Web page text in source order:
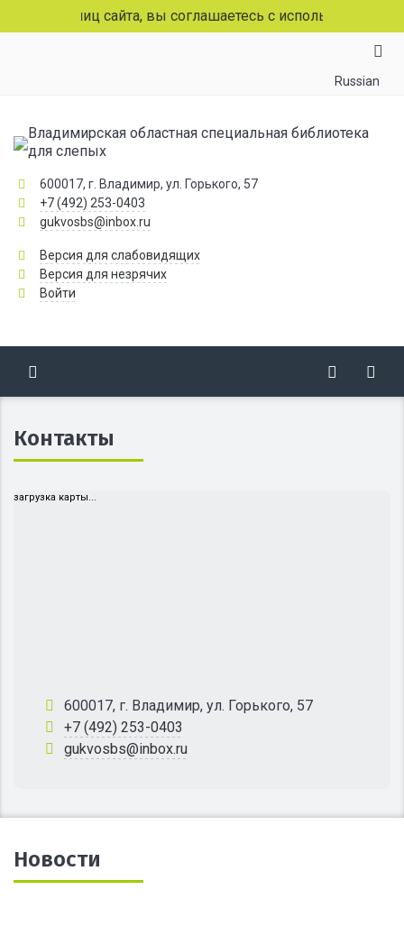
сайта, вы соглашаетесь с использованием
Russian
Владимирская областная специальная библиотека
для слепых
600017, г. Владимир, ул. Горького, 57
+7 (492) 253-0403
gukvosbs@inbox.ru
Версия для слабовидящих
Версия для незрячих
Войти
Контакты
загрузка карты...
600017, г. Владимир, ул. Горького, 57
+7 (492) 253-0403
gukvosbs@inbox.ru
Новости